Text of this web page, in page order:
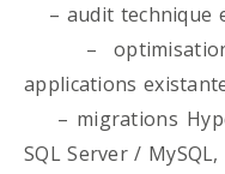
– audit technique
– optimisation
applications
– migrations
SQL Server / MySQL,